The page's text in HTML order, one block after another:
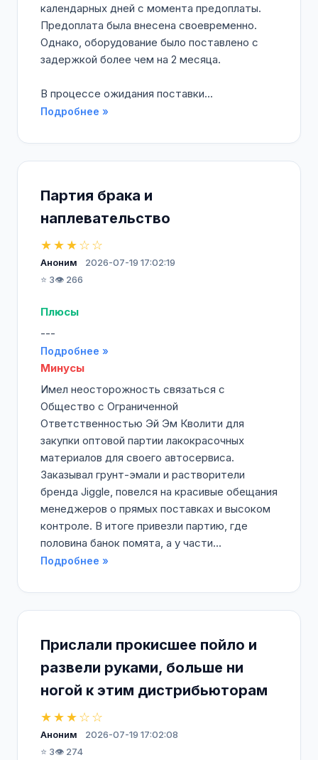
календарных дней с момента предоплаты.
Предоплата была внесена своевременно.
Однако, оборудование было поставлено с
задержкой более чем на 2 месяца.
В процессе ожидания поставки...
Подробнее »
Партия брака и
наплевательство
★★★☆☆
Аноним
2026-07-19 17:02:19
⭐ 3👁️ 266
Плюсы
---
Подробнее »
Минусы
Имел неосторожность связаться с
Общество с Ограниченной
Ответственностью Эй Эм Кволити для
закупки оптовой партии лакокрасочных
материалов для своего автосервиса.
Заказывал грунт-эмали и растворители
бренда Jiggle, повелся на красивые обещания
менеджеров о прямых поставках и высоком
контроле. В итоге привезли партию, где
половина банок помята, а у части...
Подробнее »
Прислали прокисшее пойло и
развели руками, больше ни
ногой к этим дистрибьюторам
★★★☆☆
Аноним
2026-07-19 17:02:08
⭐ 3👁️ 274